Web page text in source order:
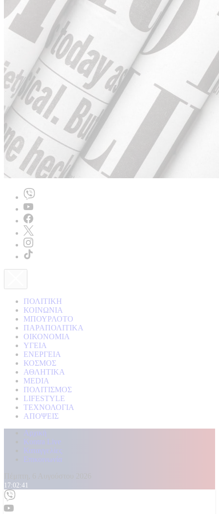
ΠΟΛΙΤΙΚΗ
ΚΟΙΝΩΝΙΑ
ΜΠΟΥΡΛΟΤΟ
ΠΑΡΑΠΟΛΙΤΙΚΑ
ΟΙΚΟΝΟΜΙΑ
ΥΓΕΙΑ
ΕΝΕΡΓΕΙΑ
ΚΟΣΜΟΣ
ΑΘΛΗΤΙΚΑ
MEDIA
ΠΟΛΙΤΙΣΜΟΣ
LIFESTYLE
ΤΕΧΝΟΛΟΓΙΑ
ΑΠΟΨΕΙΣ
Αρχική
Kontra Live
Καταγγελίες
Επικοινωνία
17:02:43